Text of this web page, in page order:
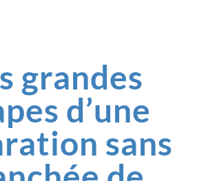
grandes
d’une
sans